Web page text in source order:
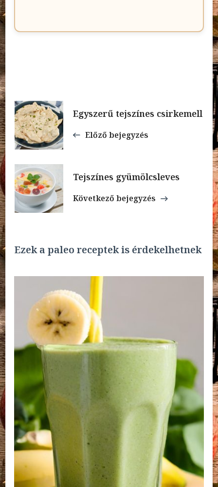
Bejegyzések
navigációja
Egyszerű tejszínes csirkemell
Előző bejegyzés
Tejszínes gyümölcsleves
Következő bejegyzés
Ezek a paleo receptek is érdekelhetnek